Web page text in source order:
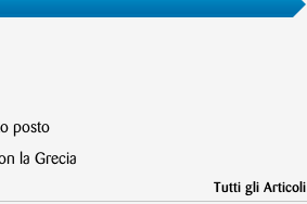
posto
la Grecia
Tutti gli Articoli